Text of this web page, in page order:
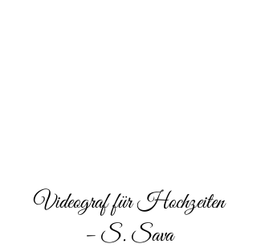
Videograf für Hochzeiten
– S. Sava